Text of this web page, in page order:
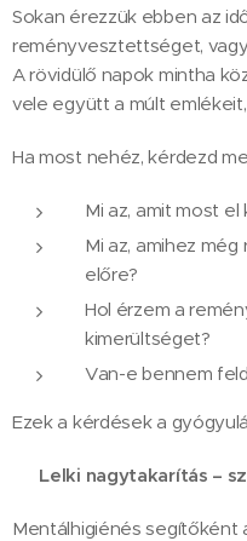
Sokan érezzük ebben az
reményvesztettséget,
A rövidülő napok mintha
vele együtt a múlt
Ha most nehéz, kérdezd
Mi az, amit most
Mi az, amihez
előre?
Hol érzem a
kimerültséget?
Van-e bennem
Ezek a kérdések a
Lelki nagytakarítás –
Mentálhigiénés segítőként